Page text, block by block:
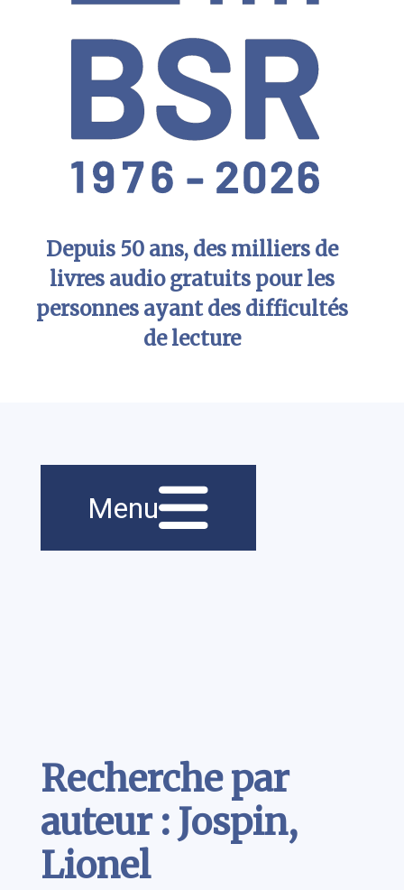
Depuis 50 ans, des milliers de
livres audio gratuits pour les
personnes ayant des difficultés
de lecture
principale
Menu
Recherche par
auteur : Jospin,
Lionel